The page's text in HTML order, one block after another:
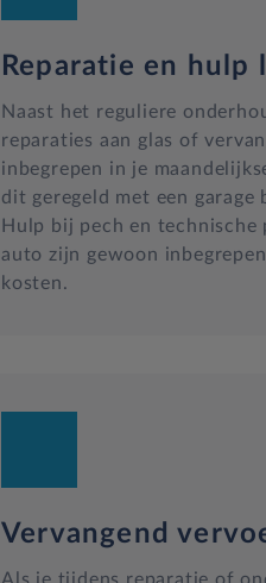
Reparatie en hulp
Naast het reguliere
reparaties aan glas of
inbegrepen in je
dit geregeld met een
Hulp bij pech en technische
auto zijn gewoon
kosten.
Vervangend
Als je tijdens reparatie of